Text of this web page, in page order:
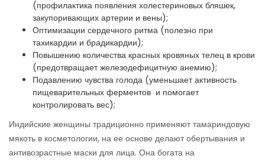
(профилактика появления холестериновых бляшек,
закупоривающих артерии и вены);
Оптимизации сердечного ритма (полезно при
тахикардии и брадикардии);
Повышению количества красных кровяных телец в крови
(предотвращает железодефицитную анемию);
Подавлению чувства голода (уменьшает активность
пищеварительных ферментов и помогает
контролировать вес);
Индийские женщины традиционно применяют тамариндовую
мякоть в косметологии, на ее основе делают обертывания и
антивозрастные маски для лица. Она богата на